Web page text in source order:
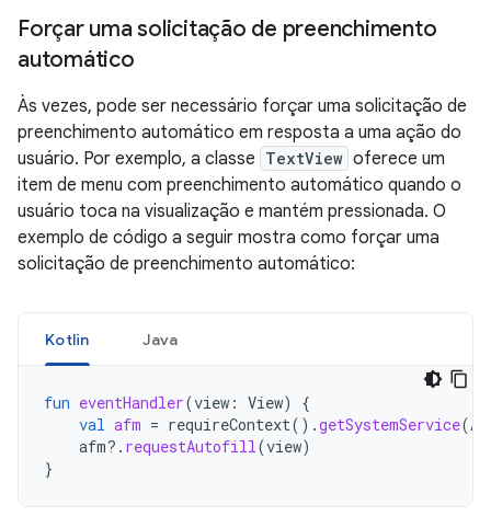
Forçar uma solicitação de preenchimento
automático
Às vezes, pode ser necessário forçar uma solicitação de
preenchimento automático em resposta a uma ação do
usuário. Por exemplo, a classe TextView oferece um
item de menu com preenchimento automático quando o
usuário toca na visualização e mantém pressionada. O
exemplo de código a seguir mostra como forçar uma
solicitação de preenchimento automático:
Kotlin Java
fun eventHandler(view : View)
{
val afm = requireContext().getSystemService(
afm?. requestAutofill(view)
}